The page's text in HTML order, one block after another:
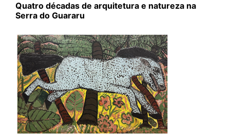
Quatro décadas de arquitetura e natureza na
Serra do Guararu